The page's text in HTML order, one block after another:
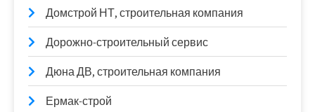
Домстрой НТ, строительная компания
Дорожно-строительный сервис
Дюна ДВ, строительная компания
Ермак-строй